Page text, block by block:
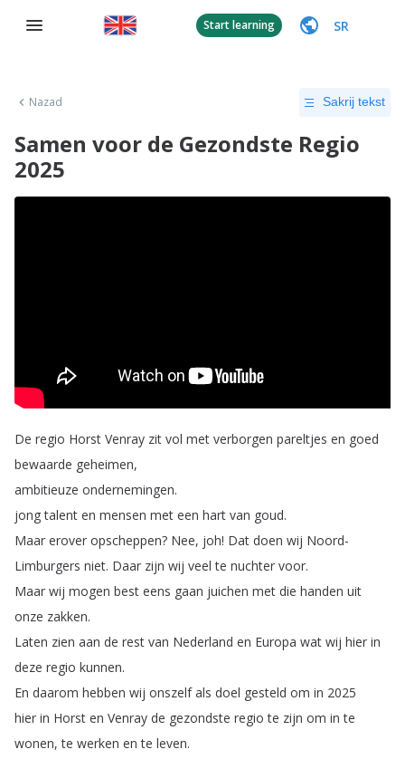
Start learning SR
Nazad Sakrij tekst
Samen voor de Gezondste Regio
2025
De regio Horst Venray zit vol met verborgen pareltjes en goed
bewaarde geheimen,
ambitieuze ondernemingen.
jong talent en mensen met een hart van goud.
Maar erover opscheppen? Nee, joh! Dat doen wij Noord-
Limburgers niet. Daar zijn wij veel te nuchter voor.
Maar wij mogen best eens gaan juichen met die handen uit
onze zakken.
Laten zien aan de rest van Nederland en Europa wat wij hier in
deze regio kunnen.
En daarom hebben wij onszelf als doel gesteld om in 2025
hier in Horst en Venray de gezondste regio te zijn om in te
wonen,te werken en te leven.